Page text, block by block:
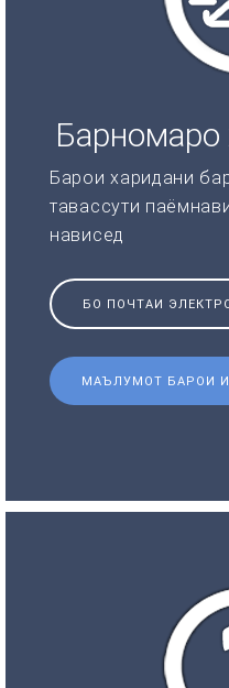
Барномаро
Барои харидани
тавассути
нависед
БО ПОЧТАИ
МАЪЛУМОТ БАРОИ